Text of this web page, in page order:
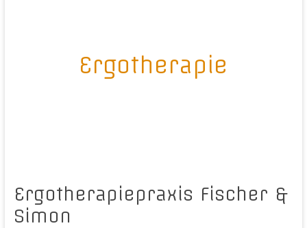
Ergotherapie
Ergotherapiepraxis Fischer &
Simon